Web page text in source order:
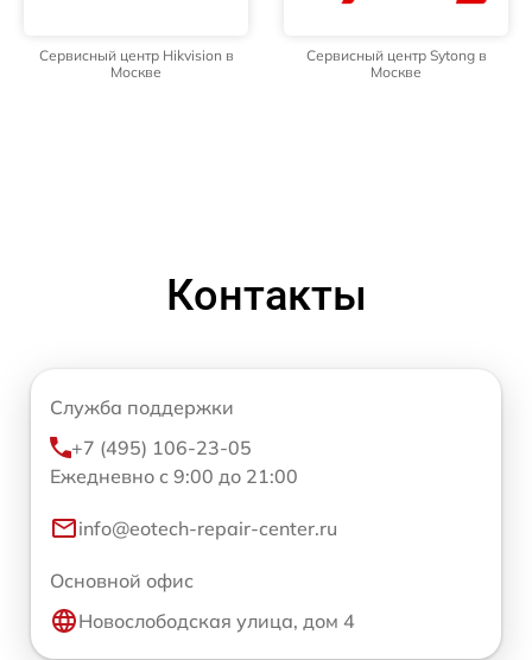
Сервисный центр Hikvision в
Москве
Сервисный центр Sytong в
Москве
Контакты
Служба поддержки
+7 (495) 106-23-05
Ежедневно с 9:00 до 21:00
info@eotech-repair-center.ru
Основной офис
Новослободская улица, дом 4